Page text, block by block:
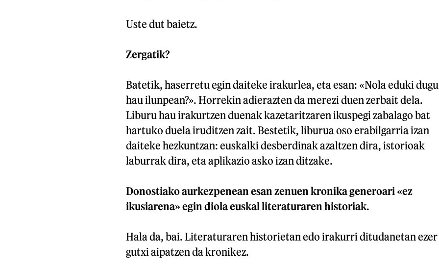
Uste dut baietz.
Zergatik?
Batetik, haserretu egin daiteke irakurlea, eta esan: «Nola eduki dugu
hau ilunpean?». Horrekin adierazten da merezi duen zerbait dela.
Liburu hau irakurtzen duenak kazetaritzaren ikuspegi zabalago bat
hartuko duela iruditzen zait. Bestetik, liburua oso erabilgarria izan
daiteke hezkuntzan: euskalki desberdinak azaltzen dira, istorioak
laburrak dira, eta aplikazio asko izan ditzake.
Donostiako aurkezpenean esan zenuen kronika generoari «ez
ikusiarena» egin diola euskal literaturaren historiak.
Hala da, bai. Literaturaren historietan edo irakurri ditudanetan ezer
gutxi aipatzen da kronikez.